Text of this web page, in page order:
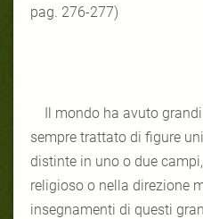
pag. 276-277)
Il mondo ha avuto
sempre trattato di figure
distinte in uno o due
religioso o nella direzione
insegnamenti di questi